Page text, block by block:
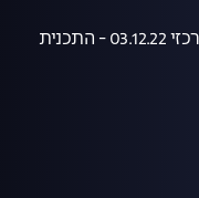
המטה המרכזי 03.12.22 - התכנית